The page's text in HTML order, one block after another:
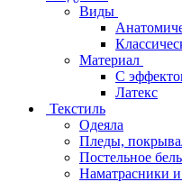
Виды
Материал
С
Латекс
Текстиль
Одеяла
Пледы,
Постельное
Наматрасники